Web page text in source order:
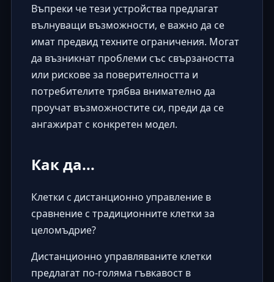
Въпреки че тези устройства предлагат
вълнуващи възможности, е важно да се
имат предвид техните ограничения. Могат
да възникнат проблеми със свързаността
или рискове за поверителността и
потребителите трябва внимателно да
проучат възможностите си, преди да се
ангажират с конкретен модел.
Как да...
Клетки с дистанционно управление в
сравнение с традиционните клетки за
целомъдрие?
Дистанционно управляваните клетки
предлагат по-голяма гъвкавост в